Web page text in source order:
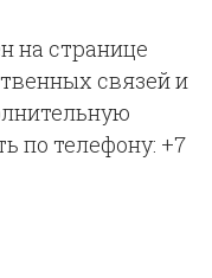
на странице
связей и
по телефону: +7